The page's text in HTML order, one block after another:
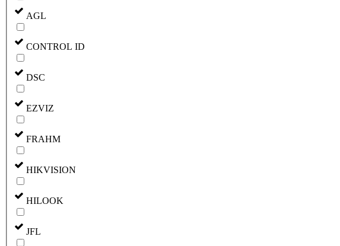
AGL
CONTROL ID
DSC
EZVIZ
FRAHM
HIKVISION
HILOOK
JFL